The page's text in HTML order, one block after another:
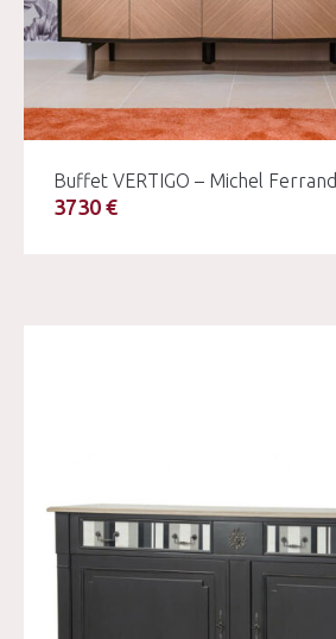
Buffet VERTIGO – Michel Ferrand
3730 €